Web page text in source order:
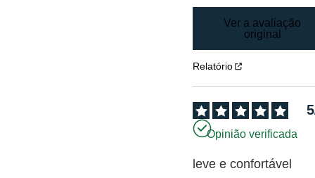
Ver a avaliação
original
Relatório
5
Opinião verificada
leve e confortável